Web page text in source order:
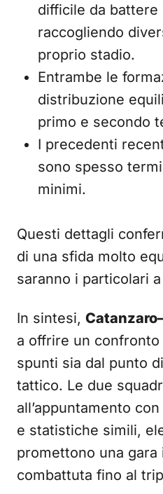
difficile da battere
raccogliendo
proprio stadio.
Entrambe le
distribuzione
primo e secondo
I precedenti
sono spesso
minimi.
Questi dettagli
di una sfida molto
saranno i particolari
In sintesi,
a offrire un
spunti sia dal punto
tattico. Le due
all’appuntamento
e statistiche simili,
promettono una gara
combattuta fino al